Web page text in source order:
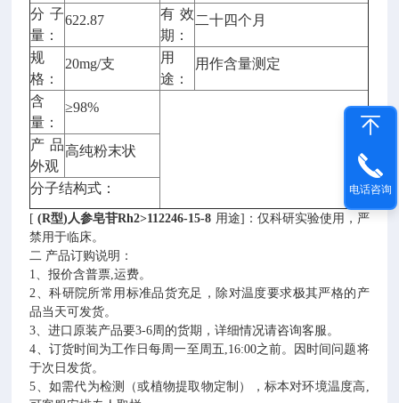
分子
量：
622.87
有效
期：
二十四个月
规
格：
20mg/支
用
途：
用作含量测定
含
量：
≥98%
产品
外观
高纯粉末状
分子结构式：
[(R型)人参皂苷Rh2>112246-15-8 用途]：仅科研实验使用，严
禁用于临床。
二 产品订购说明：
1、报价含普票,运费。
2、科研院所常用标准品货充足，除对温度要求极其严格的产
品当天可发货。
3、进口原装产品要3-6周的货期，详细情况请咨询客服。
4、订货时间为工作日每周一至周五,16:00之前。因时间问题将
于次日发货。
5、如需代为检测（或植物提取物定制），标本对环境温度高,
电话咨询